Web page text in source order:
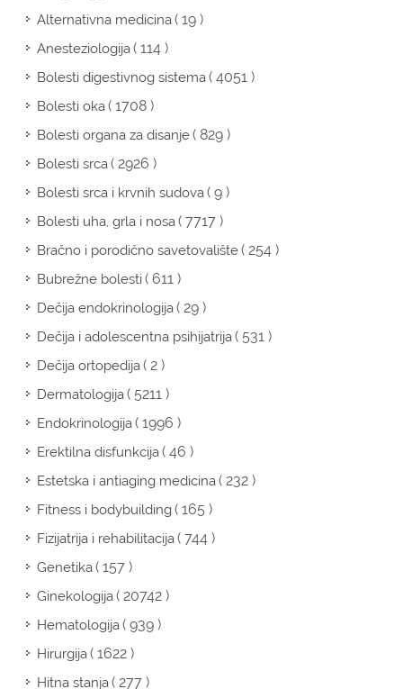
Alternativna medicina( 19 )
Anesteziologija( 114 )
Bolesti digestivnog sistema( 4051 )
Bolesti oka( 1708 )
Bolesti organa za disanje( 829 )
Bolesti srca( 2926 )
Bolesti srca i krvnih sudova( 9 )
Bolesti uha, grla i nosa( 7717 )
Bračno i porodično savetovalište( 254 )
Bubrežne bolesti( 611 )
Dečija endokrinologija( 29 )
Dečija i adolescentna psihijatrija( 531 )
Dečija ortopedija( 2 )
Dermatologija( 5211 )
Endokrinologija( 1996 )
Erektilna disfunkcija( 46 )
Estetska i antiaging medicina( 232 )
Fitness i bodybuilding( 165 )
Fizijatrija i rehabilitacija( 744 )
Genetika( 157 )
Ginekologija( 20742 )
Hematologija( 939 )
Hirurgija( 1622 )
Hitna stanja( 277 )